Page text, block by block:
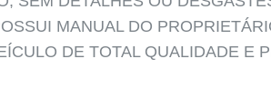
MANUAL DO
DE TOTAL QUALIDADE E